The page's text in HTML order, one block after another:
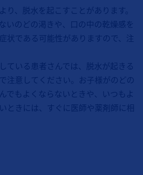
り、脱水を起こすことがあります。
いのどの渇きや、口の中の乾燥感を
状である可能性がありますので、注
ている患者さんでは、脱水が起きる
注意してください。お子様がのどの
でもよくならないときや、いつもよ
ときには、すぐに医師や薬剤師に相